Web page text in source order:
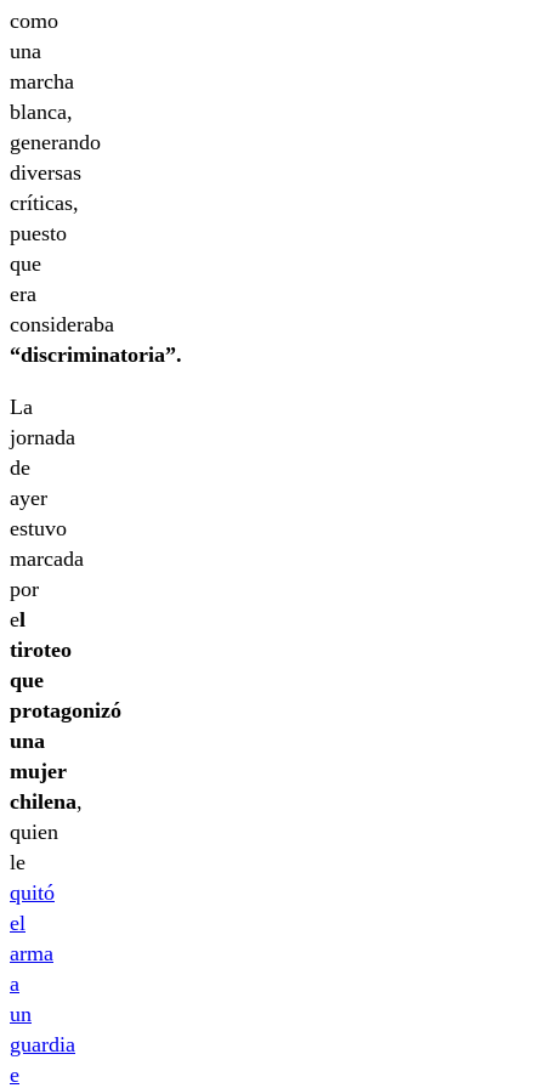
como
una
marcha
blanca,
generando
diversas
críticas,
puesto
que
era
consideraba
“discriminatoria”.
La
jornada
de
ayer
estuvo
marcada
por
el
tiroteo
que
protagonizó
una
mujer
chilena,
quien
le
quitó
el
arma
a
un
guardia
e